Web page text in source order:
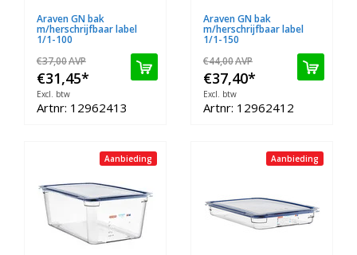
Araven GN bak
m/herschrijfbaar label
1/1-100
€37,00AVP
€31,45*
Excl. btw
Artnr: 12962413
Araven GN bak
m/herschrijfbaar label
1/1-150
€44,00AVP
€37,40*
Excl. btw
Artnr: 12962412
Aanbieding Aanbieding